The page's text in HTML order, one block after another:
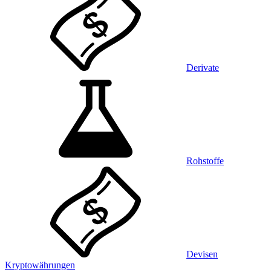
Derivate
Rohstoffe
Devisen
Kryptowährungen